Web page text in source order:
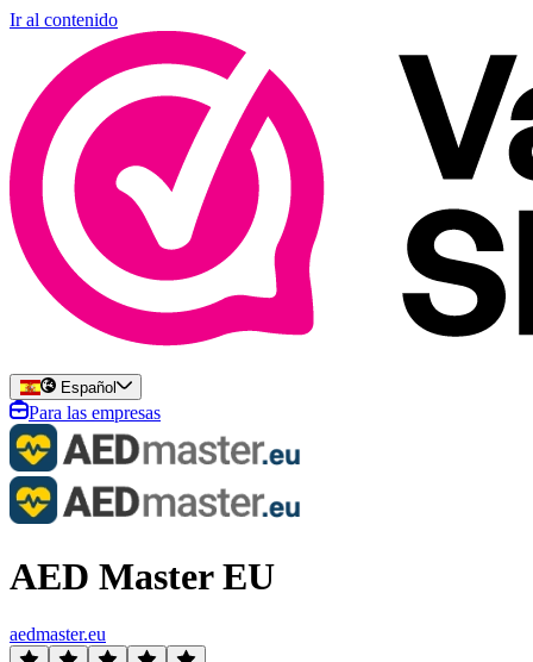
Ir al contenido
Español
Para las empresas
AED Master EU
aedmaster.eu